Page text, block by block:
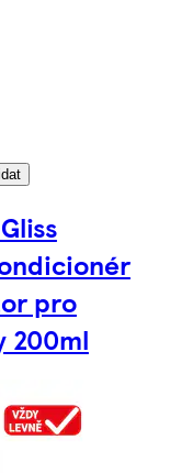
pro
200ml